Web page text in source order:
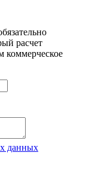
расчет
коммерческое
данных